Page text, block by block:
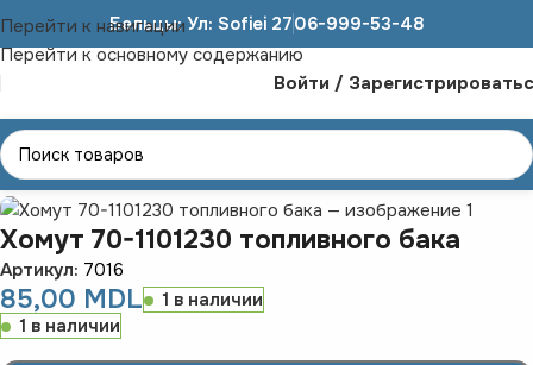
Перейти к навигации
Перейти к основному содержанию
Бельцы: Ул: Sofiei 2706-999-53-48
Войти /
Главная ЗАПЧАСТИ К ТРАКТОРАМ МТЗ
Хомут 70-1101230 топливного бака
Артикул: 7016
85,00 MDL
1 в наличии
1 в наличии